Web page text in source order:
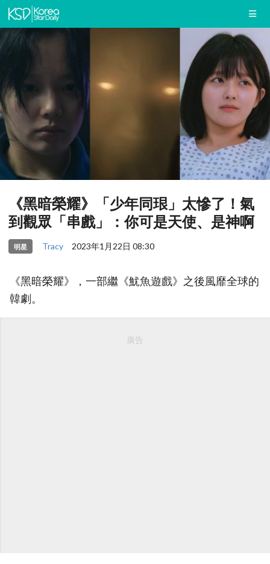
《黑暗榮耀》「少年同珢」太慘了！氣
到觀眾「串戲」：你可是天使、是神啊
明星 Tracy 2023年1月22日 08:30
《黑暗榮耀》，一部繼《魷魚遊戲》之後風靡全球的
韓劇。
廣告